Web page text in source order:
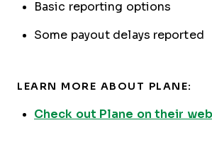
Basic reporting options
Some payout delays reported
LEARN MORE ABOUT PLANE:
Check out Plane on their